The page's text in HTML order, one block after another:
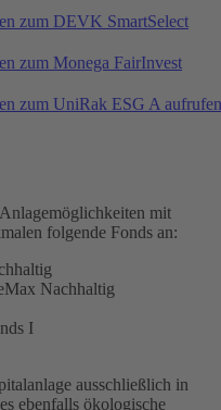
zum DEVK SmartSelect
zum Monega FairInvest
zum UniRak ESG A aufrufen
mit
folgende Fonds an:
Nachhaltig
I
ausschließlich in
ebenfalls ökologische